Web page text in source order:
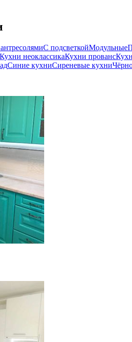
С подсветкойМодульные
Кухни неоклассикаКухни прованс
Синие кухниСиреневые кухни